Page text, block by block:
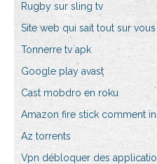
Rugby sur sling tv
Site web qui sait tout sur vous
Tonnerre tv apk
Google play avast
Cast mobdro en roku
Amazon fire stick comment
Az torrents
Vpn débloquer des